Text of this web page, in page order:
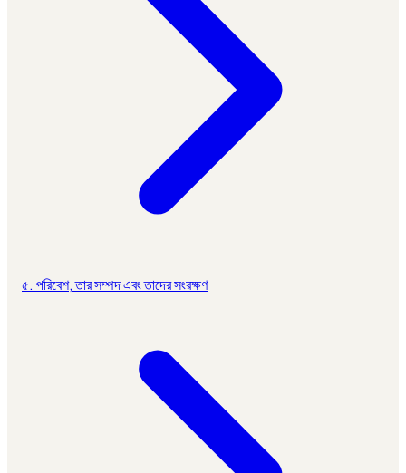
৫. পরিবেশ, তার সম্পদ এবং তাদের সংরক্ষণ